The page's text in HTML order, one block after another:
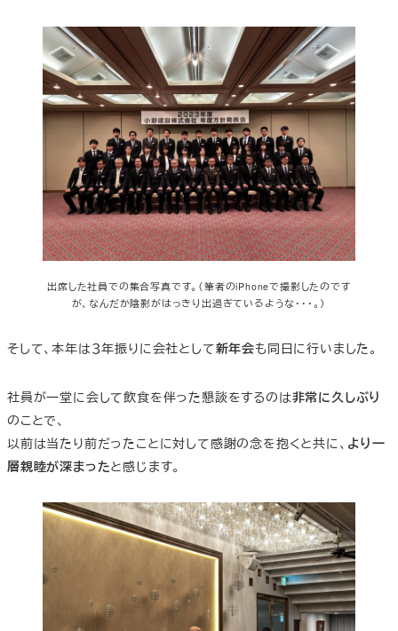
出席した社員での集合写真です。（筆者のiPhoneで撮影したのです
が、なんだか陰影がはっきり出過ぎているような・・・。）
そして、本年は３年振りに会社として新年会も同日に行いました。
社員が一堂に会して飲食を伴った懇談をするのは非常に久しぶり
のことで、
以前は当たり前だったことに対して感謝の念を抱くと共に、 より一
層親睦が深まったと感じます。